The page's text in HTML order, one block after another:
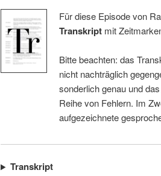
e
n
n
g
e
Für diese Episode von
Transkriptmit
Bitte beachten: das
nicht nachträglich
sonderlich genau und
Reihe von Fehlern. Im
aufgezeichnete
Transkript